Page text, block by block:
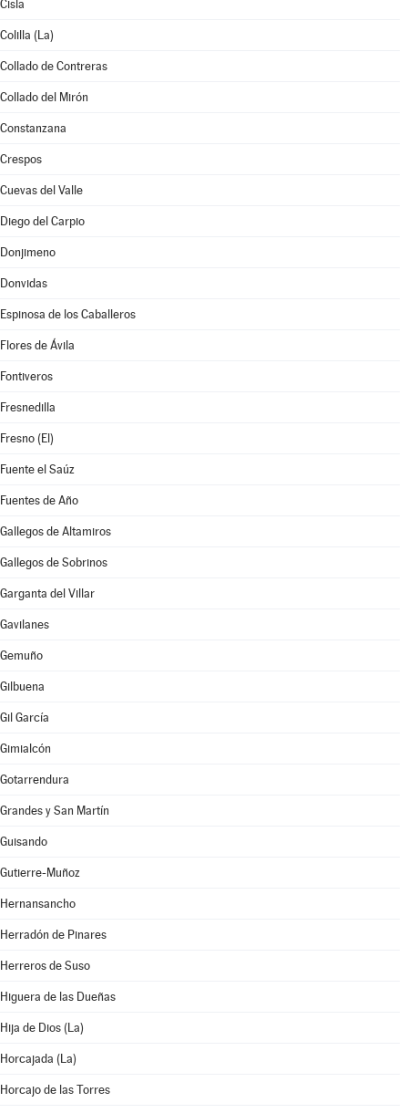
Cisla
Colilla (La)
Collado de Contreras
Collado del Mirón
Constanzana
Crespos
Cuevas del Valle
Diego del Carpio
Donjimeno
Donvidas
Espinosa de los Caballeros
Flores de Ávila
Fontiveros
Fresnedilla
Fresno (El)
Fuente el Saúz
Fuentes de Año
Gallegos de Altamiros
Gallegos de Sobrinos
Garganta del Villar
Gavilanes
Gemuño
Gilbuena
Gil García
Gimialcón
Gotarrendura
Grandes y San Martín
Guisando
Gutierre-Muñoz
Hernansancho
Herradón de Pinares
Herreros de Suso
Higuera de las Dueñas
Hija de Dios (La)
Horcajada (La)
Horcajo de las Torres